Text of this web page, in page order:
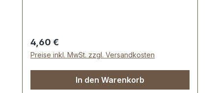
Regulärer Preis:
4,60 €
Preise inkl. MwSt. zzgl. Versandkosten
In den Warenkorb